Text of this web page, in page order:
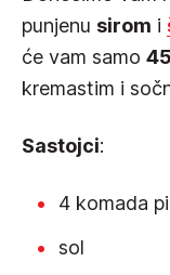
punjenu sirom i
će vam samo
kremastim i
Sastojci:
4 komada
sol